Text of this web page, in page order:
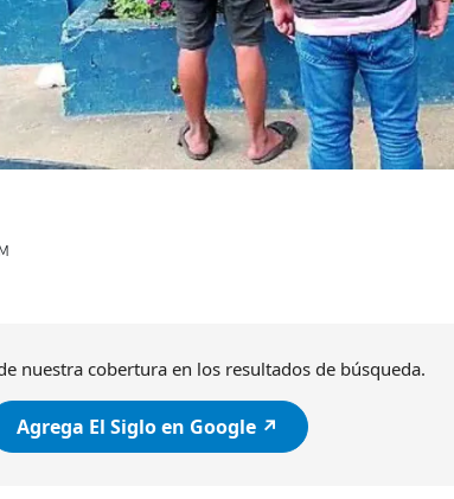
nuestra cobertura en los resultados de búsqueda.
Agrega El Siglo en Google ↗️